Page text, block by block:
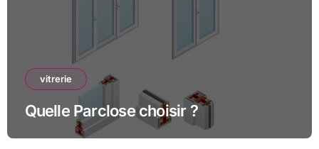
vitrerie
Quelle Parclose choisir ?